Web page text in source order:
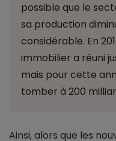
possible que le
sa production
considérable. En
immobilier a réuni
mais pour cette
tomber à 200
Ainsi, alors que les